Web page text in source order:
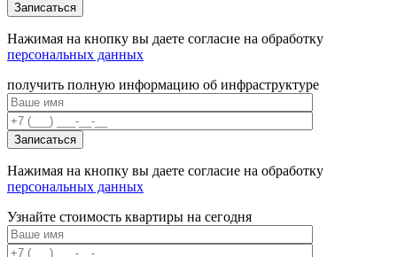
Нажимая на кнопку вы даете согласие на обработку
персональных данных
получить полную информацию об инфраструктуре
Нажимая на кнопку вы даете согласие на обработку
персональных данных
Узнайте стоимость квартиры на сегодня